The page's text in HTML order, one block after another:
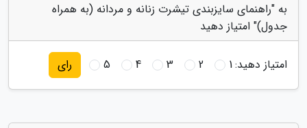
به "راهنمای سایزبندی تیشرت زنانه و مردانه (به همراه
جدول)" امتیاز دهید
امتیاز دهید:1
2
3
4
5 رای